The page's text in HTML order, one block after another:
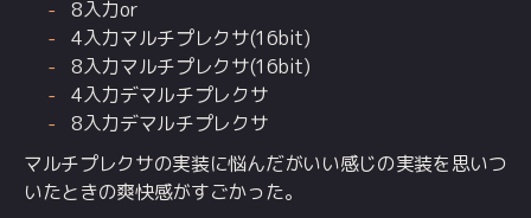
8入力or
4入力マルチプレクサ(16bit)
8入力マルチプレクサ(16bit)
4入力デマルチプレクサ
8入力デマルチプレクサ
マルチプレクサの実装に悩んだがいい感じの実装を思いつ
いたときの爽快感がすごかった。